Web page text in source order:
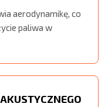
aerodynamikę, co
paliwa w